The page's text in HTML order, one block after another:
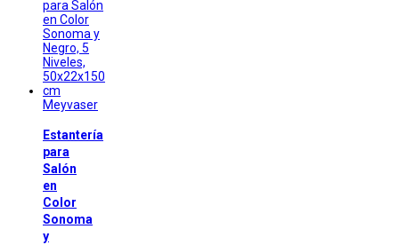
Meyvaser
Estantería
para
Salón
en
Color
Sonoma
y